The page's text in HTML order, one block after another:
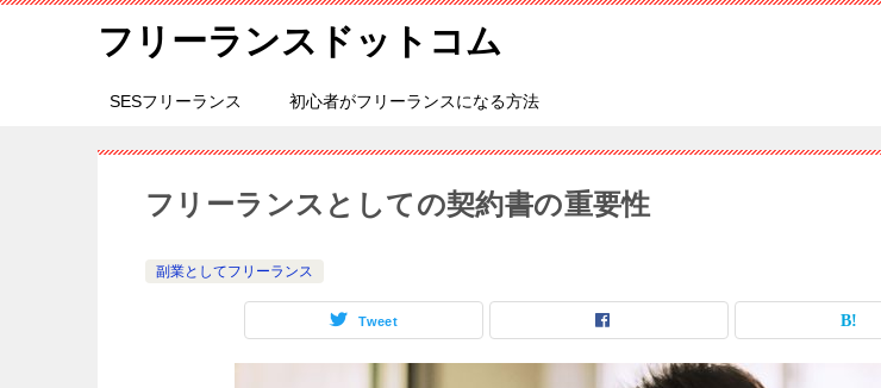
フリーランスドットコム
SESフリーランス 初心者がフリーランスになる方法
フリーランスとしての契約書の重要性
副業としてフリーランス
Tweet